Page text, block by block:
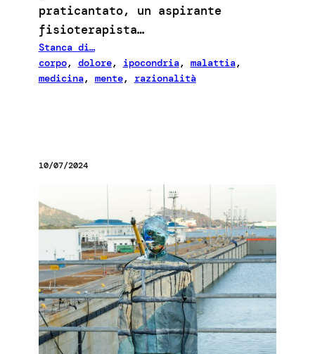
praticantato, un aspirante
fisioterapista…
Stanca di…
corpo, dolore, ipocondria, malattia
medicina, mente, razionalità
10/07/2024